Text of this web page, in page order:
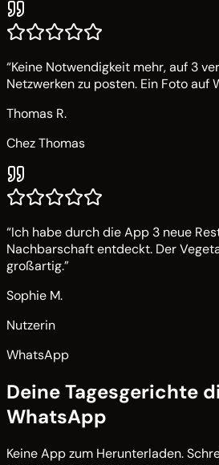
“Keine Notwendigkeit mehr, auf 3
Netzwerken zu posten. Ein Foto auf
Thomas R.
Chez Thomas
“Ich habe durch die App 3 neue
Nachbarschaft entdeckt. Der
großartig.”
Sophie M.
Nutzerin
WhatsApp
Deine Tagesgerichte
WhatsApp
Keine App zum Herunterladen.